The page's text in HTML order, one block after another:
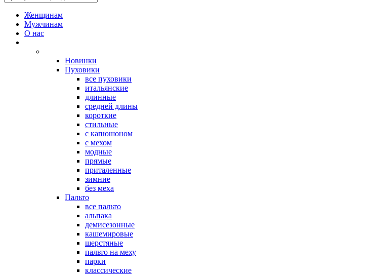
Женщинам
Мужчинам
О нас
Новинки
Пуховики
все пуховики
итальянские
длинные
средней длины
короткие
стильные
с капюшоном
с мехом
модные
прямые
приталенные
зимние
без меха
Пальто
все пальто
альпака
демисезонные
кашемировые
шерстяные
пальто на меху
парки
классические